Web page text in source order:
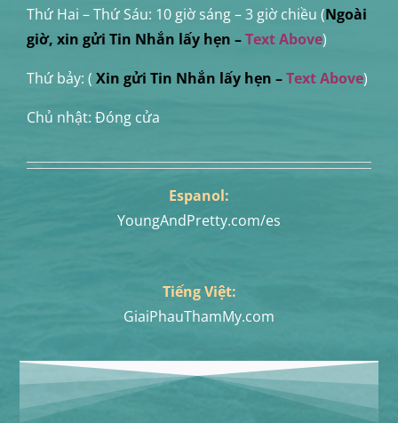
Thứ Hai – Thứ Sáu: 10 giờ sáng – 3 giờ chiều (Ngoài
giờ, xin gửi Tin Nhắn lấy hẹn –Text Above)
Thứ bảy: ( Xin gửi Tin Nhắn lấy hẹn –Text Above)
Chủ nhật: Đóng cửa
Espanol:
YoungAndPretty.com/es
Tiếng Việt:
GiaiPhauThamMy.com